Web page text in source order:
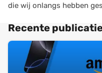
die wij onlangs hebben
Recente